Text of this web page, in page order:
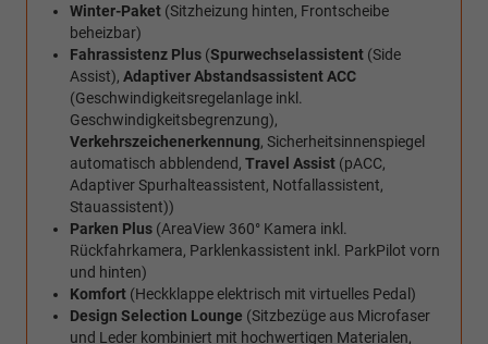
Winter-Paket (Sitzheizung hinten, Frontscheibe
beheizbar)
Fahrassistenz Plus (Spurwechselassistent (Side
Assist), Adaptiver Abstandsassistent ACC
(Geschwindigkeitsregelanlage inkl.
Geschwindigkeitsbegrenzung),
Verkehrszeichenerkennung, Sicherheitsinnenspiegel
automatisch abblendend, Travel Assist (pACC,
Adaptiver Spurhalteassistent, Notfallassistent,
Stauassistent))
Parken Plus (AreaView 360° Kamera inkl.
Rückfahrkamera, Parklenkassistent inkl. ParkPilot vorn
und hinten)
Komfort (Heckklappe elektrisch mit virtuelles Pedal)
Design Selection Lounge (Sitzbezüge aus Microfaser
und Leder kombiniert mit hochwertigen Materialen,